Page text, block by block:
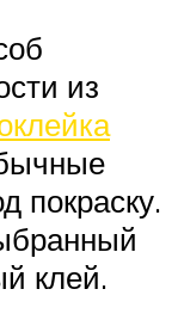
из
покраску.
клей.